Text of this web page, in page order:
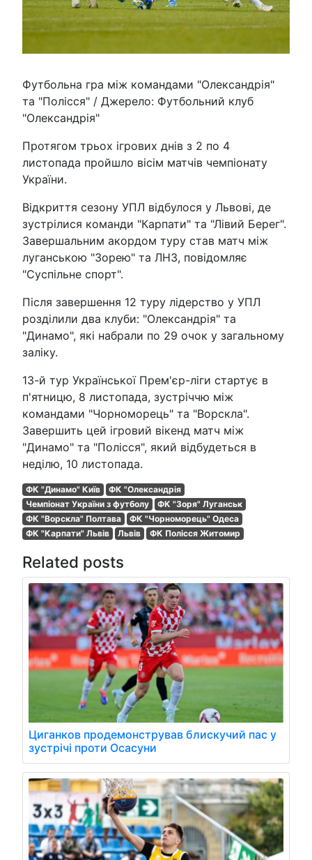
Футбольна гра між командами "Олександрія"
та "Полісся" / Джерело: Футбольний клуб
"Олександрія"
Протягом трьох ігрових днів з 2 по 4
листопада пройшло вісім матчів чемпіонату
України.
Відкриття сезону УПЛ відбулося у Львові, де
зустрілися команди "Карпати" та "Лівий Берег".
Завершальним акордом туру став матч між
луганською "Зорею" та ЛНЗ, повідомляє
"Суспільне спорт".
Після завершення 12 туру лідерство у УПЛ
розділили два клуби: "Олександрія" та
"Динамо", які набрали по 29 очок у загальному
заліку.
13-й тур Української Прем'єр-ліги стартує в
п'ятницю, 8 листопада, зустріччю між
командами "Чорноморець" та "Ворскла".
Завершить цей ігровий вікенд матч між
"Динамо" та "Полісся", який відбудеться в
неділю, 10 листопада.
ФК "Динамо" Київ
ФК "Олександрія
Чемпіонат України з футболу
ФК "Зоря" Луганськ
ФК "Ворскла" Полтава
ФК "Чорноморець" Одеса
ФК "Карпати" Львів
Львів ФК Полісся Житомир
Related posts
Циганков продемонстрував блискучий пас у
зустрічі проти Осасуни